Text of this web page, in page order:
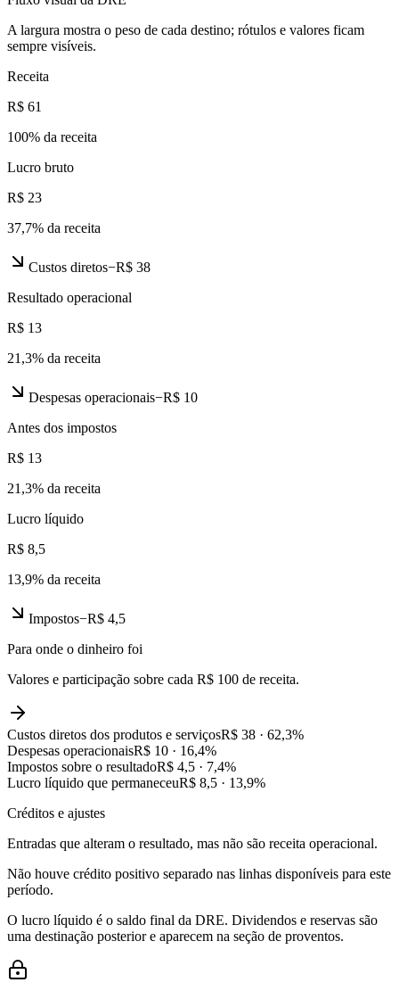
A largura mostra o peso de cada destino; rótulos e valores ficam
sempre visíveis.
Receita
R$ 61
100% da receita
Lucro bruto
R$ 23
37,7% da receita
Custos diretos−R$ 38
Resultado operacional
R$ 13
21,3% da receita
Despesas operacionais−R$ 10
Antes dos impostos
R$ 13
21,3% da receita
Lucro líquido
R$ 8,5
13,9% da receita
Impostos−R$ 4,5
Para onde o dinheiro foi
Valores e participação sobre cada R$ 100 de receita.
Custos diretos dos produtos e serviçosR$ 38 · 62,3%
Despesas operacionaisR$ 10 · 16,4%
Impostos sobre o resultadoR$ 4,5 · 7,4%
Lucro líquido que permaneceuR$ 8,5 · 13,9%
Créditos e ajustes
Entradas que alteram o resultado, mas não são receita operacional.
Não houve crédito positivo separado nas linhas disponíveis para este
período.
O lucro líquido é o saldo final da DRE. Dividendos e reservas são
uma destinação posterior e aparecem na seção de proventos.